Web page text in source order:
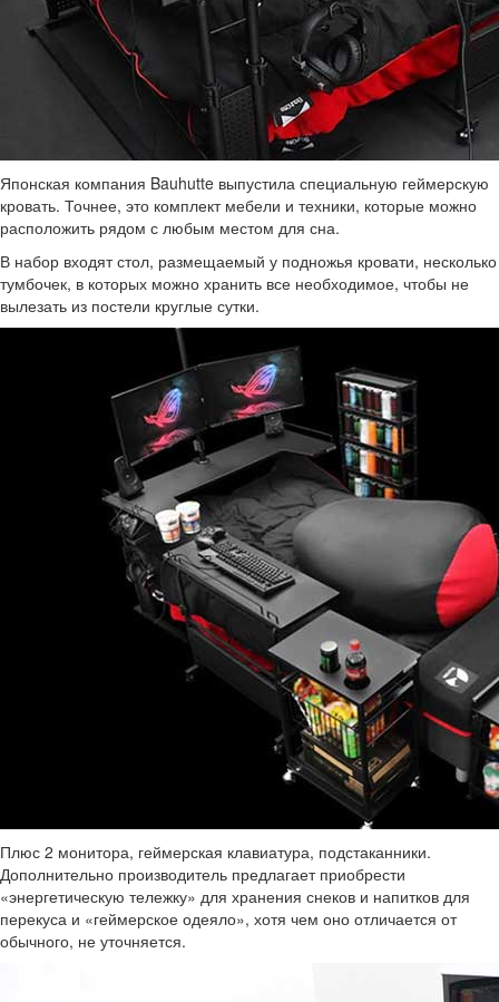
Японская компания Bauhutte выпустила специальную геймерскую
кровать. Точнее, это комплект мебели и техники, которые можно
расположить рядом с любым местом для сна.
В набор входят стол, размещаемый у подножья кровати, несколько
тумбочек, в которых можно хранить все необходимое, чтобы не
вылезать из постели круглые сутки.
Плюс 2 монитора, геймерская клавиатура, подстаканники.
Дополнительно производитель предлагает приобрести
«энергетическую тележку» для хранения снеков и напитков для
перекуса и «геймерское одеяло», хотя чем оно отличается от
обычного, не уточняется.